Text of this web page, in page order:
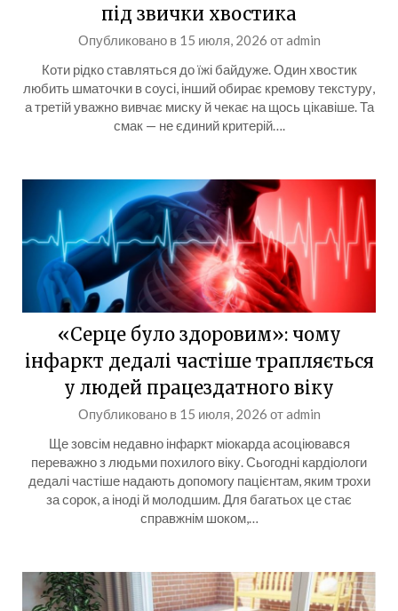
під звички хвостика
Опубликовано в 15 июля, 2026 отadmin
Коти рідко ставляться до їжі байдуже. Один хвостик
любить шматочки в соусі, інший обирає кремову текстуру,
а третій уважно вивчає миску й чекає на щось цікавіше. Та
смак — не єдиний критерій….
«Серце було здоровим»: чому
інфаркт дедалі частіше трапляється
у людей працездатного віку
Опубликовано в 15 июля, 2026 отadmin
Ще зовсім недавно інфаркт міокарда асоціювався
переважно з людьми похилого віку. Сьогодні кардіологи
дедалі частіше надають допомогу пацієнтам, яким трохи
за сорок, а іноді й молодшим. Для багатьох це стає
справжнім шоком,…